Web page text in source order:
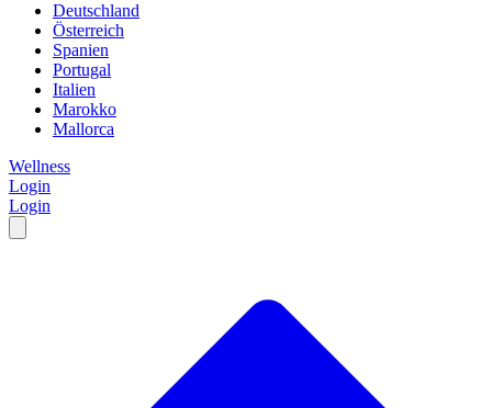
Deutschland
Österreich
Spanien
Portugal
Italien
Marokko
Mallorca
Wellness
Login
Login